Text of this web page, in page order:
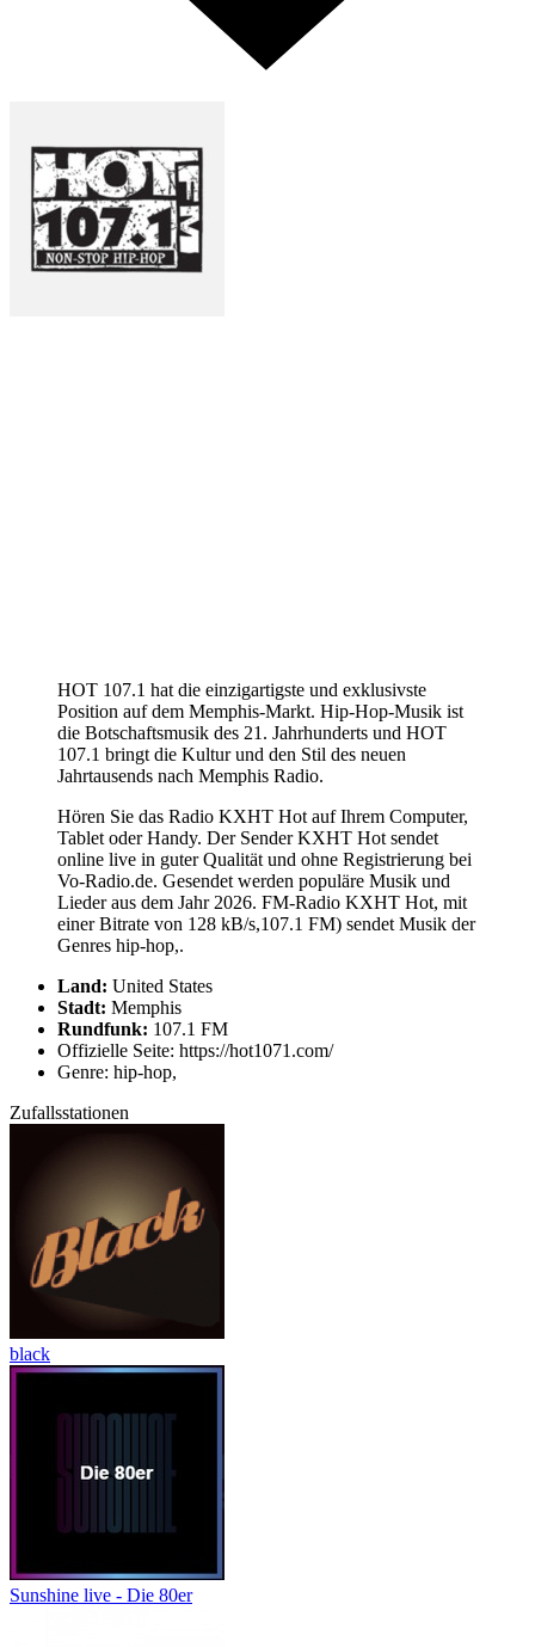
HOT 107.1 hat die einzigartigste und exklusivste
Position auf dem Memphis-Markt. Hip-Hop-Musik ist
die Botschaftsmusik des 21. Jahrhunderts und HOT
107.1 bringt die Kultur und den Stil des neuen
Jahrtausends nach Memphis Radio.
Hören Sie das Radio KXHT Hot auf Ihrem Computer,
Tablet oder Handy. Der Sender KXHT Hot sendet
online live in guter Qualität und ohne Registrierung bei
Vo-Radio.de. Gesendet werden populäre Musik und
Lieder aus dem Jahr 2026. FM-Radio KXHT Hot, mit
einer Bitrate von 128 kB/s,107.1 FM) sendet Musik der
Genres hip-hop,.
Land: United States
Stadt: Memphis
Rundfunk: 107.1 FM
Offizielle Seite: https://hot1071.com/
Genre: hip-hop,
Zufallsstationen
black
Sunshine live - Die 80er